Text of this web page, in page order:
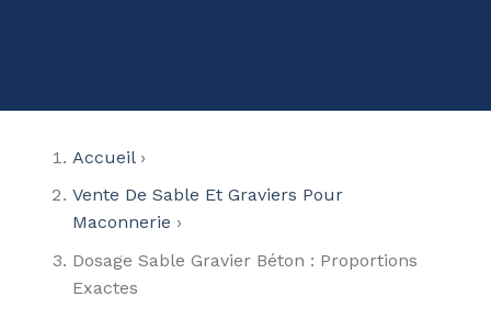
Accueil›
Vente De Sable Et Graviers Pour
Maconnerie ›
Dosage Sable Gravier Béton : Proportions
Exactes